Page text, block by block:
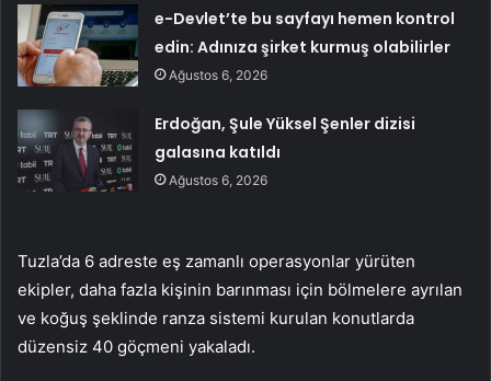
e-Devlet’te bu sayfayı hemen kontrol
edin: Adınıza şirket kurmuş olabilirler
Ağustos 6, 2026
Erdoğan, Şule Yüksel Şenler dizisi
galasına katıldı
Ağustos 6, 2026
Tuzla’da 6 adreste eş zamanlı operasyonlar yürüten
ekipler, daha fazla kişinin barınması için bölmelere ayrılan
ve koğuş şeklinde ranza sistemi kurulan konutlarda
düzensiz 40 göçmeni yakaladı.